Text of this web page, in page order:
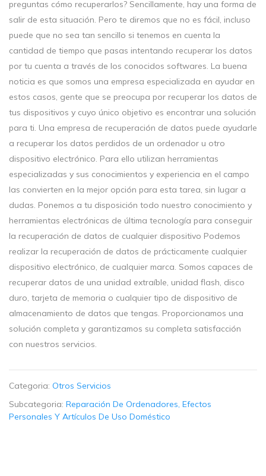
preguntas cómo recuperarlos? Sencillamente, hay una forma de
salir de esta situación. Pero te diremos que no es fácil, incluso
puede que no sea tan sencillo si tenemos en cuenta la
cantidad de tiempo que pasas intentando recuperar los datos
por tu cuenta a través de los conocidos softwares. La buena
noticia es que somos una empresa especializada en ayudar en
estos casos, gente que se preocupa por recuperar los datos de
tus dispositivos y cuyo único objetivo es encontrar una solución
para ti. Una empresa de recuperación de datos puede ayudarle
a recuperar los datos perdidos de un ordenador u otro
dispositivo electrónico. Para ello utilizan herramientas
especializadas y sus conocimientos y experiencia en el campo
las convierten en la mejor opción para esta tarea, sin lugar a
dudas. Ponemos a tu disposición todo nuestro conocimiento y
herramientas electrónicas de última tecnología para conseguir
la recuperación de datos de cualquier dispositivo Podemos
realizar la recuperación de datos de prácticamente cualquier
dispositivo electrónico, de cualquier marca. Somos capaces de
recuperar datos de una unidad extraíble, unidad flash, disco
duro, tarjeta de memoria o cualquier tipo de dispositivo de
almacenamiento de datos que tengas. Proporcionamos una
solución completa y garantizamos su completa satisfacción
con nuestros servicios.
Categoria: Otros Servicios
Subcategoria: Reparación De Ordenadores, Efectos
Personales Y Artículos De Uso Doméstico